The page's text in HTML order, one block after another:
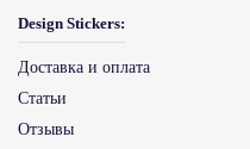
Design Stickers:
Доставка и оплата
Статьи
Отзывы